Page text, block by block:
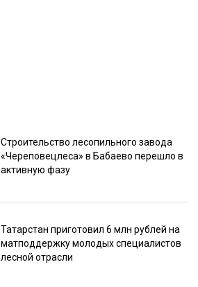
Строительство лесопильного завода
«Череповецлеса» в Бабаево перешло в
активную фазу
Татарстан приготовил 6 млн рублей на
матподдержку молодых специалистов
лесной отрасли